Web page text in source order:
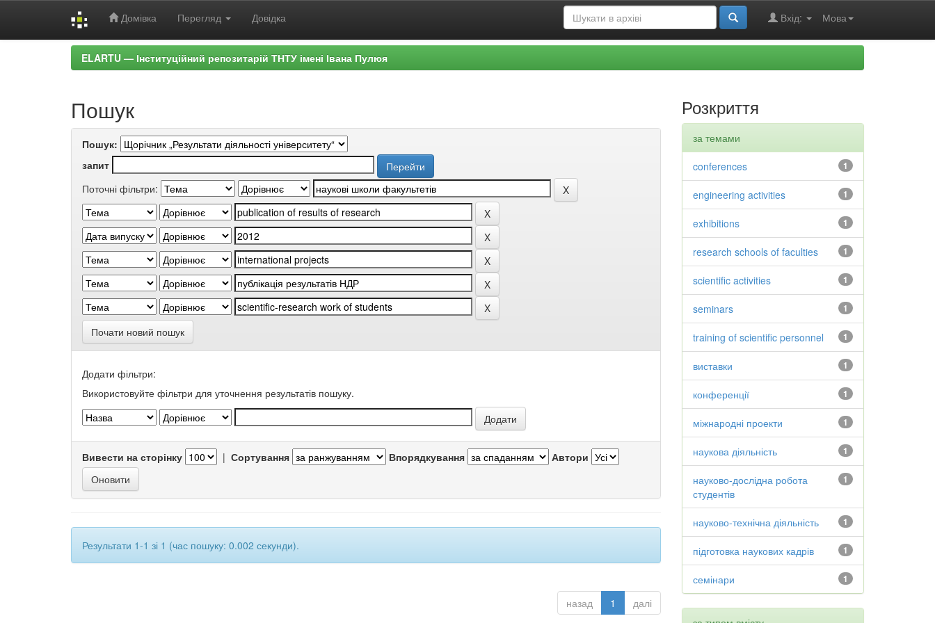
Домівка Перегляд Довідка Мова
Вхід:
ELARTU — Інституційний репозитарій ТНТУ імені Івана Пулюя
Пошук
Пошук:
запит
Поточні фільтри:
Почати новий пошук
Додати фільтри:
Використовуйте фільтри для уточнення результатів пошуку.
Вивести на сторінку | Сортування Впорядкування Автори
Результати 1-1 зі 1 (час пошуку: 0.002 секунди).
назад 1 далі
Розкриття
за темами
1
conferences
1
engineering activities
1
exhibitions
1
research schools of faculties
1
scientific activities
1
seminars
1
training of scientific personnel
1
виставки
1
конференції
1
міжнародні проекти
1
наукова діяльність
1
науково-дослідна робота
студентів
1
науково-технічна діяльність
1
підготовка наукових кадрів
1
семінари